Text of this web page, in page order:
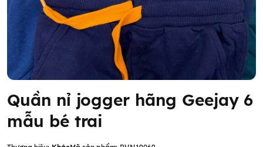
Quần nỉ jogger hãng Geejay 6
mẫu bé trai